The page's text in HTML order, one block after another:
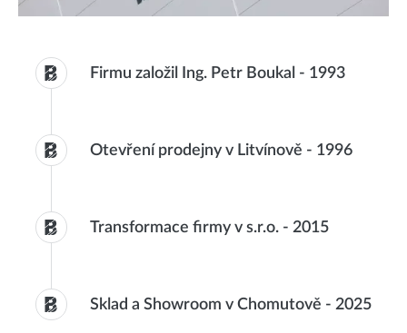
Firmu založil Ing. Petr Boukal - 1993
Otevření prodejny v Litvínově - 1996
Transformace firmy v s.r.o. - 2015
Sklad a Showroom v Chomutově - 2025